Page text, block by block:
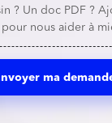
? Un doc PDF ?
pour nous aider à
ma